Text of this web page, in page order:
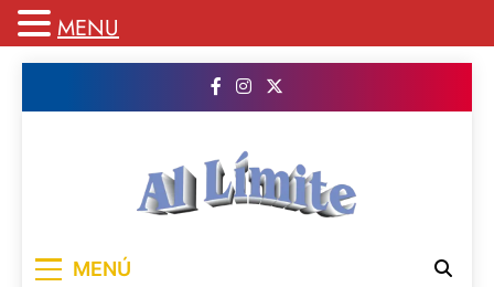
publicamos todo el contenido e informacion
MENÚ
MENU